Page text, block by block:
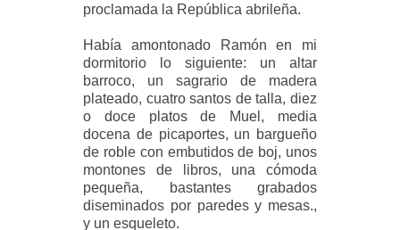
proclamada la República abrileña.
Había amontonado Ramón en mi
dormitorio lo siguiente: un altar
barroco, un sagrario de madera
plateado, cuatro santos de talla, diez
o doce platos de Muel, media
docena de picaportes, un bargueño
de roble con embutidos de boj, unos
montones de libros, una cómoda
pequeña, bastantes grabados
diseminados por paredes y mesas.,
y un esqueleto.